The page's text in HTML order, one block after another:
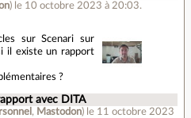
) le 10 octobre 2023 à 20:03.
sur Scenari sur
il existe un rapport
?
avec DITA
, Mastodon) le 11 octobre 2023